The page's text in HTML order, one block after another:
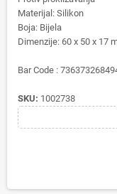
Materijal: Silikon
Boja: Bijela
Dimenzije: 60 x 50 x 17
Bar Code :
SKU: 1002738